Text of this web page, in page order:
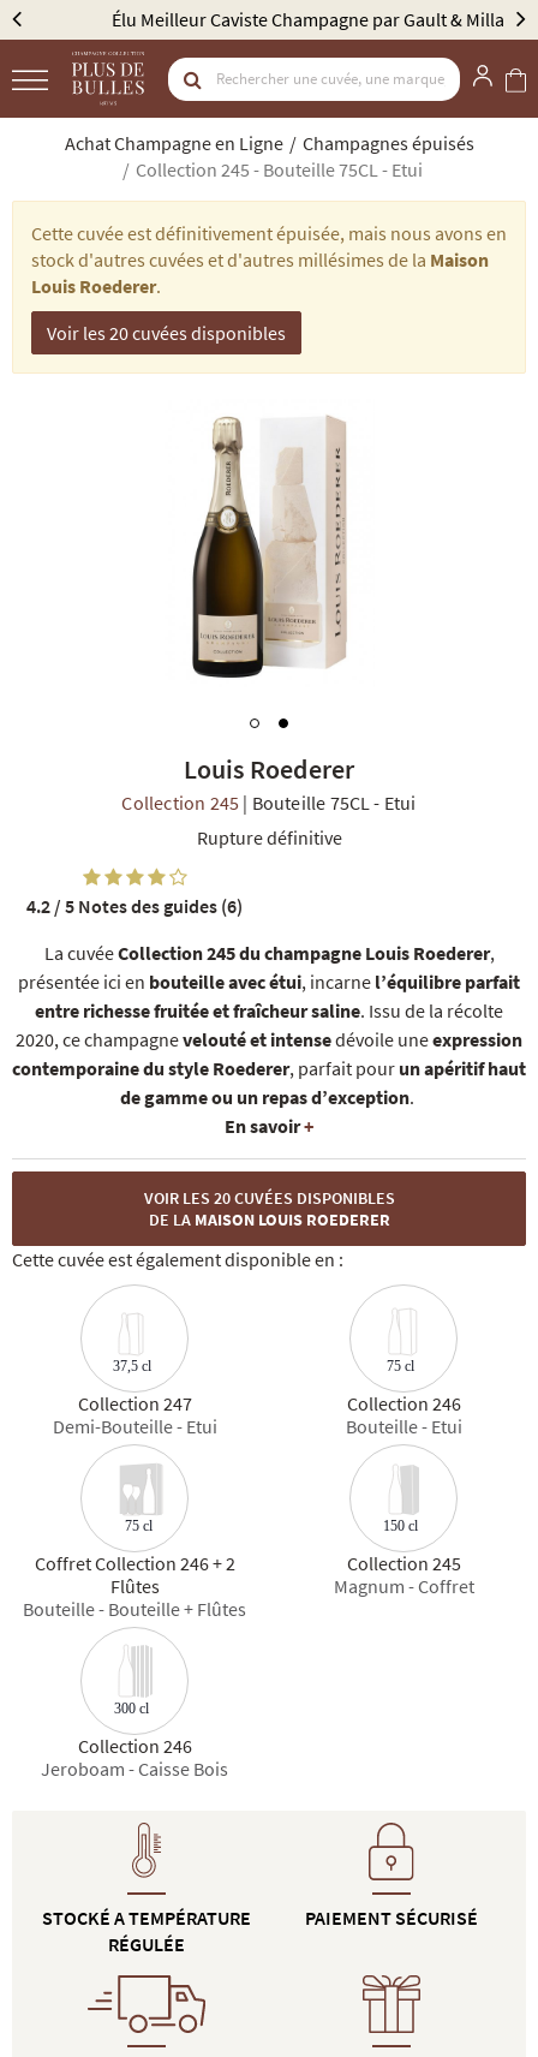
Élu Meilleur Caviste Champagne par Gault & Millau
Achat Champagne en Ligne
Champagnes épuisés
Collection 245 - Bouteille 75CL - Etui
Cette cuvée est définitivement épuisée, mais nous avons en
stock d'autres cuvées et d'autres millésimes de la Maison
Louis Roederer.
Voir les 20 cuvées disponibles
Louis Roederer
Collection 245 | Bouteille 75CL- Etui
Rupture définitive
La cuvéeCollection 245 du champagne Louis Roederer,
présentée ici en bouteille avec étui, incarne l’équilibre parfait
entre richesse fruitée et fraîcheur saline. Issu de la récolte
2020, ce champagnevelouté et intensedévoile uneexpression
contemporaine du style Roederer, parfait pour un apéritif haut
de gamme ou un repas d’exception.
En savoir+
4.2 / 5 Notes des guides (6)
VOIR LES 20 CUVÉES DISPONIBLES
DE LA MAISON LOUIS ROEDERER
Cette cuvée est également disponible en :
37,5 cl
Collection 247
Demi-Bouteille - Etui
75 cl
Collection 246
Bouteille - Etui
75 cl
Coffret Collection 246 + 2
Flûtes
Bouteille - Bouteille + Flûtes
150 cl
Collection 245
Magnum - Coffret
300 cl
Collection 246
Jeroboam - Caisse Bois
STOCKÉ A TEMPÉRATURE
RÉGULÉE
PAIEMENT SÉCURISÉ